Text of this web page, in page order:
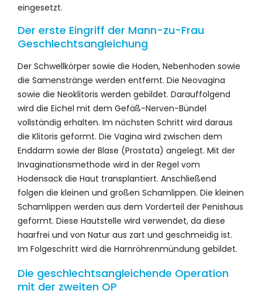
eingesetzt.
Der erste Eingriff der Mann-zu-Frau
Geschlechtsangleichung
Der Schwellkörper sowie die Hoden, Nebenhoden sowie
die Samenstränge werden entfernt. Die Neovagina
sowie die Neoklitoris werden gebildet. Darauffolgend
wird die Eichel mit dem Gefäß-Nerven-Bündel
vollständig erhalten. Im nächsten Schritt wird daraus
die Klitoris geformt. Die Vagina wird zwischen dem
Enddarm sowie der Blase (Prostata) angelegt. Mit der
Invaginationsmethode wird in der Regel vom
Hodensack die Haut transplantiert. Anschließend
folgen die kleinen und großen Schamlippen. Die kleinen
Schamlippen werden aus dem Vorderteil der Penishaus
geformt. Diese Hautstelle wird verwendet, da diese
haarfrei und von Natur aus zart und geschmeidig ist.
Im Folgeschritt wird die Harnröhrenmündung gebildet.
Die geschlechtsangleichende Operation
mit der zweiten OP